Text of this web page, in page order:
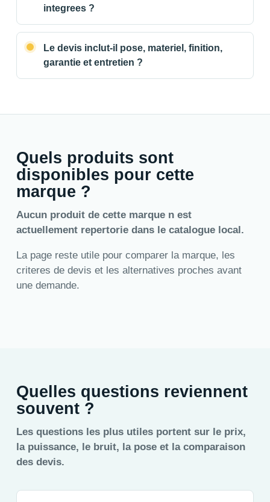
integrees ?
Le devis inclut-il pose, materiel, finition,
garantie et entretien ?
Quels produits sont
disponibles pour cette
marque ?
Aucun produit de cette marque n est
actuellement repertorie dans le catalogue local.
La page reste utile pour comparer la marque, les
criteres de devis et les alternatives proches avant
une demande.
Quelles questions reviennent
souvent ?
Les questions les plus utiles portent sur le prix,
la puissance, le bruit, la pose et la comparaison
des devis.